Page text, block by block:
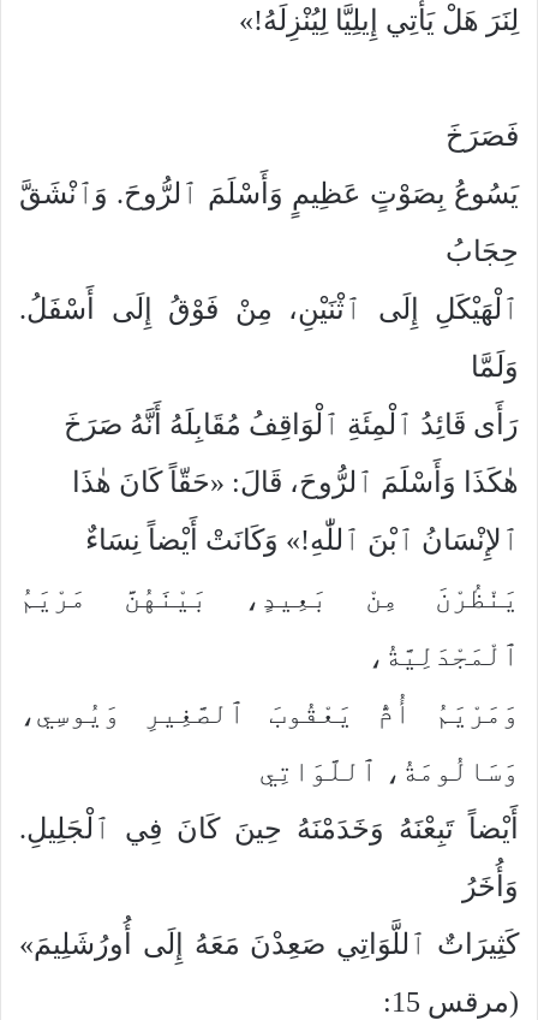
لِنَرَ هَلْ يَأْتِي إِيلِيَّا لِيُنْزِلَهُ!»
فَصَرَخَ
يَسُوعُ بِصَوْتٍ عَظِيمٍ وَأَسْلَمَ ٱلرُّوحَ. وَٱنْشَقَّ
حِجَابُ
ٱلْهَيْكَلِ إِلَى ٱثْنَيْنِ، مِنْ فَوْقُ إِلَى أَسْفَلُ.
وَلَمَّا
رَأَى قَائِدُ ٱلْمِئَةِ ٱلْوَاقِفُ مُقَابِلَهُ أَنَّهُ صَرَخَ
هٰكَذَا وَأَسْلَمَ ٱلرُّوحَ، قَالَ: «حَقّاً كَانَ هٰذَا
ٱلإِنْسَانُ ٱبْنَ ٱللّٰهِ!» وَكَانَتْ أَيْضاً نِسَاءٌ
يَنْظُرْنَ مِنْ بَعِيدٍ، بَيْنَهُنَّ مَرْيَمُ
ٱلْمَجْدَلِيَّةُ،
وَمَرْيَمُ أُمُّ يَعْقُوبَ ٱلصَّغِيرِ وَيُوسِي،
وَسَالُومَةُ، ٱللَّوَاتِي
أَيْضاً تَبِعْنَهُ وَخَدَمْنَهُ حِينَ كَانَ فِي ٱلْجَلِيلِ.
وَأُخَرُ
كَثِيرَاتٌ ٱللَّوَاتِي صَعِدْنَ مَعَهُ إِلَى أُورُشَلِيمَ»
(مرقس 15: